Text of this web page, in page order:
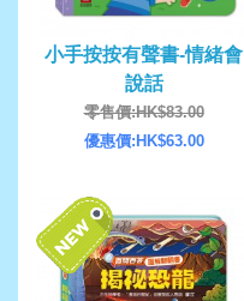
小手按按有聲書-情緒會
說話
零售價:HK$83.00
優惠價:HK$63.00